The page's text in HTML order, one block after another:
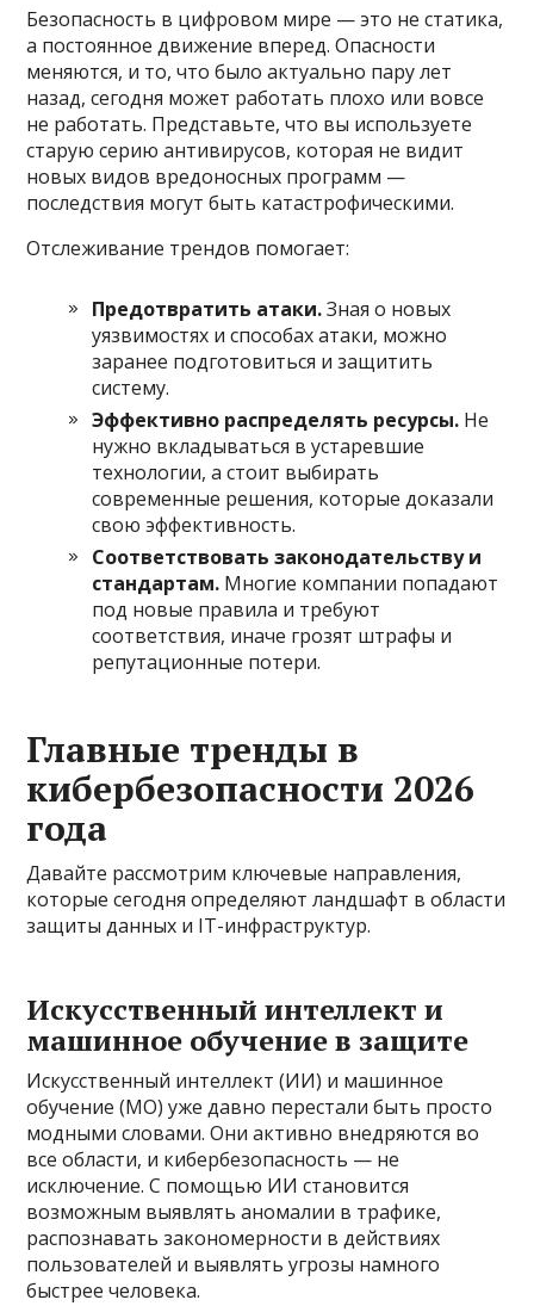
Безопасность в цифровом мире — это не статика,
а постоянное движение вперед. Опасности
меняются, и то, что было актуально пару лет
назад, сегодня может работать плохо или вовсе
не работать. Представьте, что вы используете
старую серию антивирусов, которая не видит
новых видов вредоносных программ —
последствия могут быть катастрофическими.
Отслеживание трендов помогает:
Предотвратить атаки.Зная о новых
уязвимостях и способах атаки, можно
заранее подготовиться и защитить
систему.
Эффективно распределять ресурсы. Не
нужно вкладываться в устаревшие
технологии, а стоит выбирать
современные решения, которые доказали
свою эффективность.
Соответствовать законодательству и
стандартам. Многие компании попадают
под новые правила и требуют
соответствия, иначе грозят штрафы и
репутационные потери.
Главные тренды в
кибербезопасности 2026
года
Давайте рассмотрим ключевые направления,
которые сегодня определяют ландшафт в области
защиты данных и IT-инфраструктур.
Искусственный интеллект и
машинное обучение в защите
Искусственный интеллект (ИИ) и машинное
обучение (МО) уже давно перестали быть просто
модными словами. Они активно внедряются во
все области, и кибербезопасность — не
исключение. С помощью ИИ становится
возможным выявлять аномалии в трафике,
распознавать закономерности в действиях
пользователей и выявлять угрозы намного
быстрее человека.